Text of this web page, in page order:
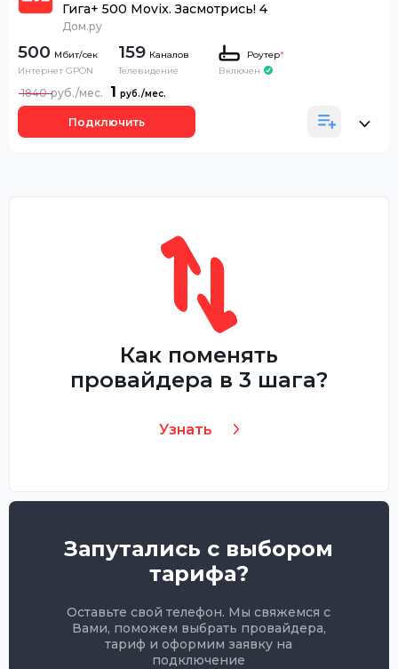
Гига+ 500 Movix. Засмотрись! 4
Дом.ру
500
Интернет GPON
159 Каналов
Телевидение
Роутер*
Включен
1
1840
Подключить
Как поменять
провайдера в 3 шага?
Узнать
Запутались с выбором
тарифа?
Оставьте свой телефон. Мы свяжемся с
Вами, поможем выбрать провайдера,
тариф и оформим заявку на
подключение